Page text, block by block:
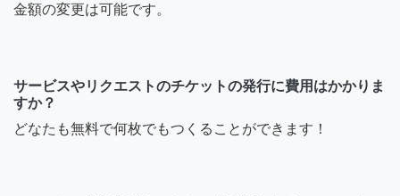
金額の変更は可能です。
サービスやリクエストのチケットの発行に費用はかかりま
すか？
どなたも無料で何枚でもつくることができます！